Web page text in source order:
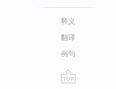
释义
翻译
例句